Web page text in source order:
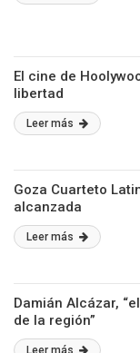
El cine de
libertad
Leer más
Goza Cuarteto
alcanzada
Leer más
Damián Alcázar,
de la región”
Leer más